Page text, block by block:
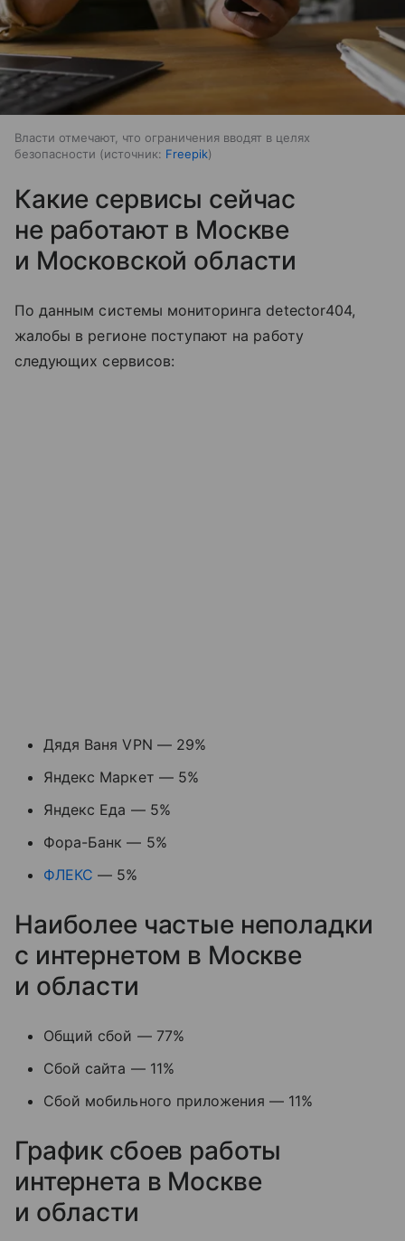
Власти отмечают, что ограничения вводят в целях
безопасности
источник: Freepik
Какие сервисы сейчас
не работают в Москве
и Московской области
По данным системы мониторинга detector404,
жалобы в регионе поступают на работу
следующих сервисов:
Дядя Ваня VPN — 29%
Яндекс Маркет — 5%
Яндекс Еда — 5%
Фора-Банк — 5%
ФЛЕКС — 5%
Наиболее частые неполадки
с интернетом в Москве
и области
Общий сбой — 77%
Сбой сайта — 11%
Сбой мобильного приложения — 11%
График сбоев работы
интернета в Москве
и области